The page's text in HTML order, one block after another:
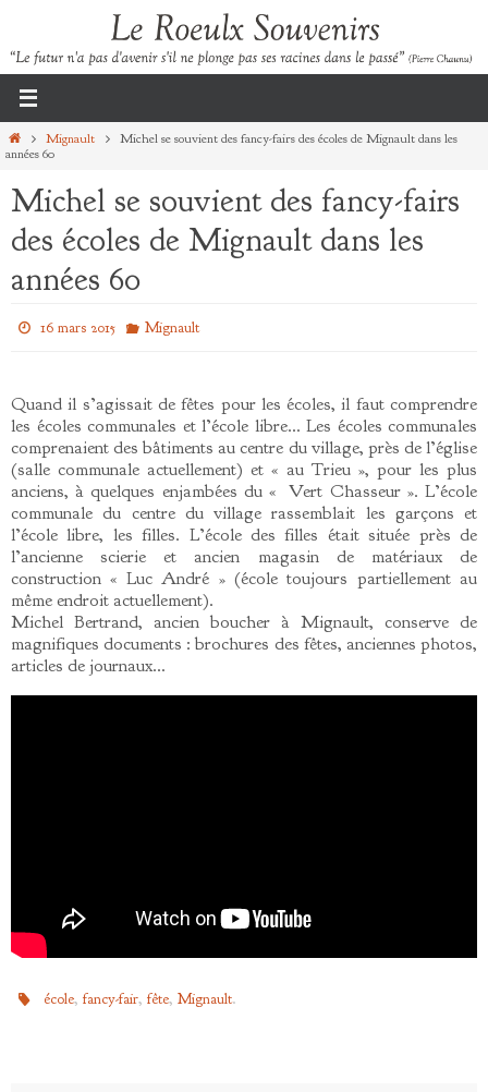
contenu
HomeMignault
Michel se souvient des fancy-fairs des écoles de Mignault dans les
années 60
Michel se souvient des fancy-fairs
des écoles de Mignault dans les
années 60
16 mars 2015 Mignault
Quand il s’agissait de fêtes pour les écoles, il faut comprendre
les écoles communales et l’école libre… Les écoles communales
comprenaient des bâtiments au centre du village, près de l’église
(salle communale actuellement) et « au Trieu », pour les plus
anciens, à quelques enjambées du « Vert Chasseur ». L’école
communale du centre du village rassemblait les garçons et
l’école libre, les filles. L’école des filles était située près de
l’ancienne scierie et ancien magasin de matériaux de
construction « Luc André » (école toujours partiellement au
même endroit actuellement).
Michel Bertrand, ancien boucher à Mignault, conserve de
magnifiques documents : brochures des fêtes, anciennes photos,
articles de journaux…
école,fancy-fair,fête,Mignault.